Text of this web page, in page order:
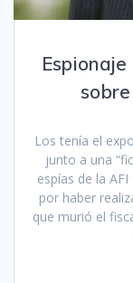
Los tenía el
junto a una
espías de la
por haber
que murió el